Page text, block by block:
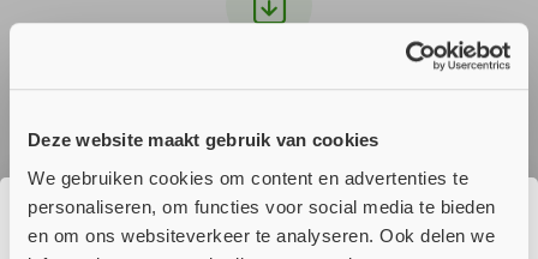
Deze website maakt gebruik van cookies
We gebruiken cookies om content en advertenties te
personaliseren, om functies voor social media te bieden
en om ons websiteverkeer te analyseren. Ook delen we
Download Multidisc -PDS- NL v4.pdf
in een paar seconden, zo nietklik hier
Verder
☀️ Wij genieten momenteel van onze